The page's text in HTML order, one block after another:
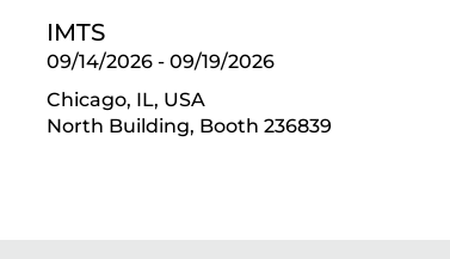
IMTS
09/14/2026 - 09/19/2026
Chicago, IL, USA
North Building, Booth 236839